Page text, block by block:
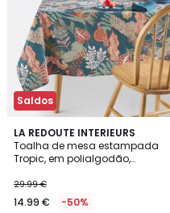
Saldos
LA REDOUTE INTERIEURS
Toalha de mesa estampada
Tropic, em polialgodão,
29.99 €
14.99 € -50%
4,7
/ 5